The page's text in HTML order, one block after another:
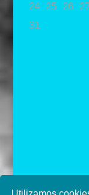
24
25 26
31